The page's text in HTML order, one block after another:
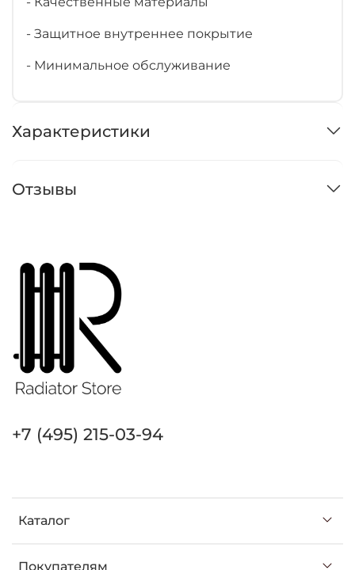
- Защитное внутреннее покрытие
- Минимальное обслуживание
Характеристики
Отзывы
Каталог
Покупателям
+7 (495) 215-03-94